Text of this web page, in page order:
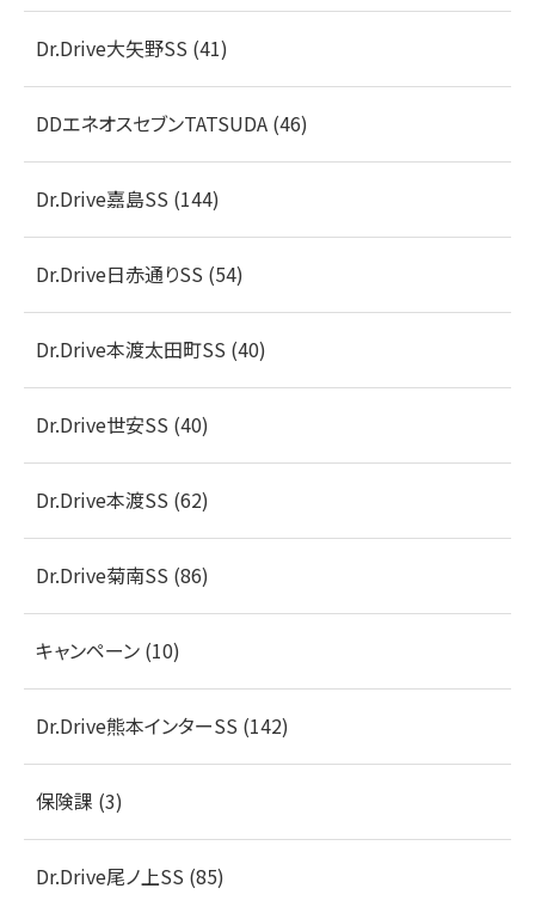
Dr.Drive大矢野SS (41)
DDエネオスセブンTATSUDA (46)
Dr.Drive嘉島SS (144)
Dr.Drive日赤通りSS (54)
Dr.Drive本渡太田町SS (40)
Dr.Drive世安SS (40)
Dr.Drive本渡SS (62)
Dr.Drive菊南SS (86)
キャンペーン (10)
Dr.Drive熊本インターSS (142)
保険課 (3)
Dr.Drive尾ノ上SS (85)